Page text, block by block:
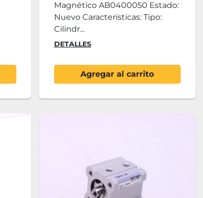
Magnético AB0400050 Estado:
Nuevo Caracteristicas: Tipo:
Cilindr...
DETALLES
Agregar al carrito